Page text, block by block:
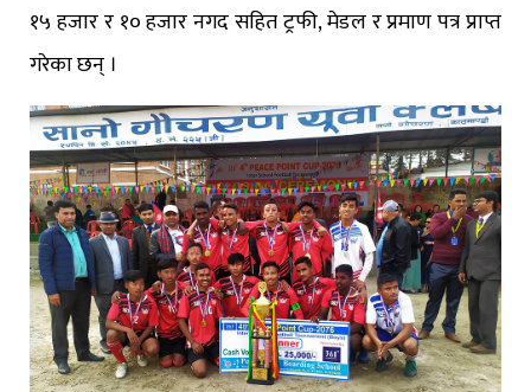
१५ हजार र १० हजार नगद सहित ट्रफी, मेडल र प्रमाण पत्र प्राप्त
गरेका छन् ।